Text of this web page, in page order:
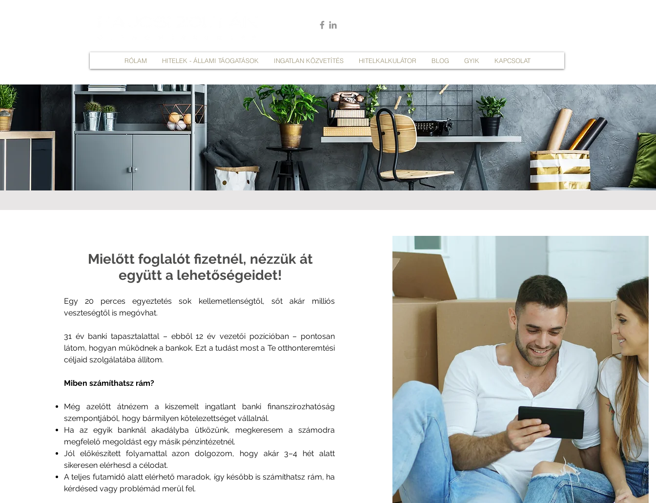
RÓLAM HITELEK - ÁLLAMI TÁOGATÁSOK INGATLAN KÖZVETÍTÉS HITELKALKULÁTOR BLOG GYIK KAPCSOLAT
Mielőtt foglalót fizetnél, nézzük át
együtt a lehetőségeidet!
Egy 20 perces egyeztetés sok kellemetlenségtől, sőt akár milliós
veszteségtől is megóvhat.
31 év banki tapasztalattal – ebből 12 év vezetői pozícióban – pontosan
látom, hogyan működnek a bankok. Ezt a tudást most a Te otthonteremtési
céljaid szolgálatába állítom.
Miben számíthatsz rám?
Még azelőtt átnézem a kiszemelt ingatlant banki finanszírozhatóság
szempontjából, hogy bármilyen kötelezettséget vállalnál.
Ha az egyik banknál akadályba ütközünk, megkeresem a számodra
megfelelő megoldást egy másik pénzintézetnél.
Jól előkészített folyamattal azon dolgozom, hogy akár 3–4 hét alatt
sikeresen elérhesd a célodat.
A teljes futamidő alatt elérhető maradok, így később is számíthatsz rám, ha
kérdésed vagy problémád merül fel.